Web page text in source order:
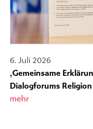
6. Juli 2026
‚Gemeinsame
Dialogforums
mehr